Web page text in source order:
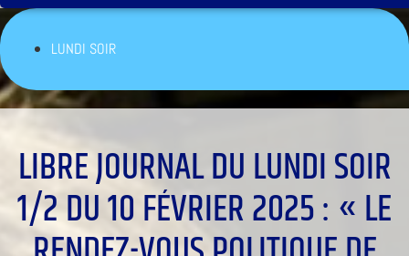
LUNDI SOIR
LIBRE JOURNAL DU LUNDI SOIR
1/2 DU 10 FÉVRIER 2025 : « LE